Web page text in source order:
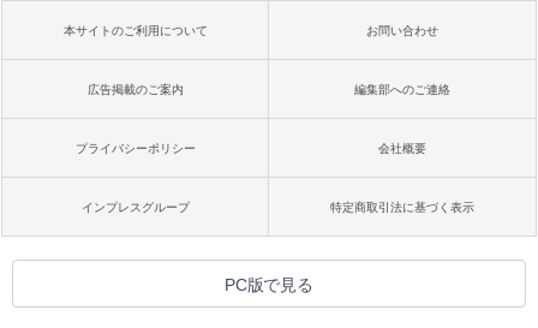
本サイトのご利用について お問い合わせ
広告掲載のご案内 編集部へのご連絡
プライバシーポリシー 会社概要
インプレスグループ 特定商取引法に基づく表示
PC版で見る